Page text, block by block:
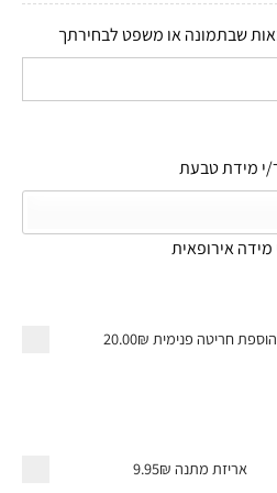
שבתמונה או משפט לבחירתך
י מידת טבעת
מידה אירופאית
הוספת חריטה פנימית 20.00₪
אריזת מתנה 9.95₪